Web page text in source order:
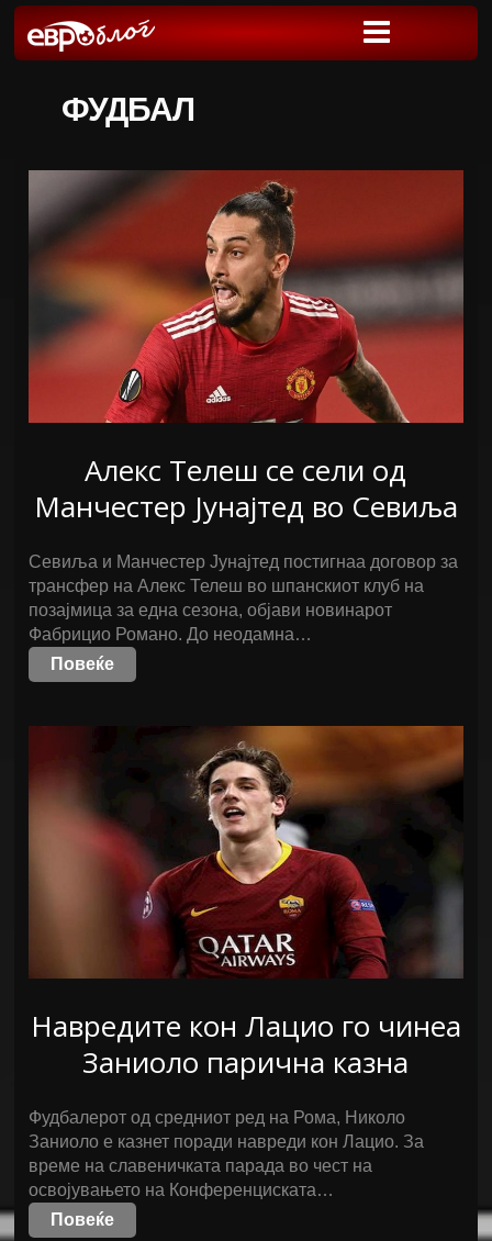
ФУДБАЛ
Алекс Телеш се сели од
Манчестер Јунајтед во Севиља
Севиља и Манчестер Јунајтед постигнаа договор за
трансфер на Алекс Телеш во шпанскиот клуб на
позајмица за една сезона, објави новинарот
Фабрицио Романо. До неодамна…
Повеќе
Навредите кон Лацио го чинеа
Заниоло парична казна
Фудбалерот од средниот ред на Рома, Николо
Заниоло е казнет поради навреди кон Лацио. За
време на славеничката парада во чест на
освојувањето на Конференциската…
Повеќе